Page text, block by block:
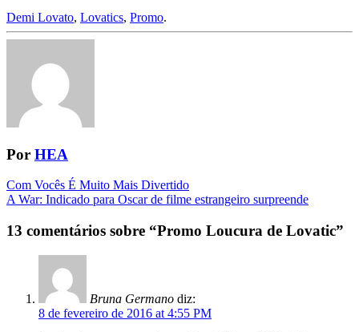
Demi Lovato, Lovatics, Promo.
Por HEA
Navegação
da
Postagem
Com Vocês É Muito Mais Divertido
A War: Indicado para Oscar de filme estrangeiro surpreende
13 comentários sobre “Promo Loucura de Lovatic”
Bruna Germano diz:
8 de fevereiro de 2016 at 4:55 PM